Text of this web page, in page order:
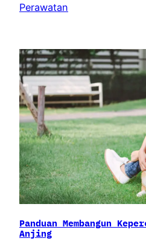
Perawatan
Panduan Membangun
Anjing